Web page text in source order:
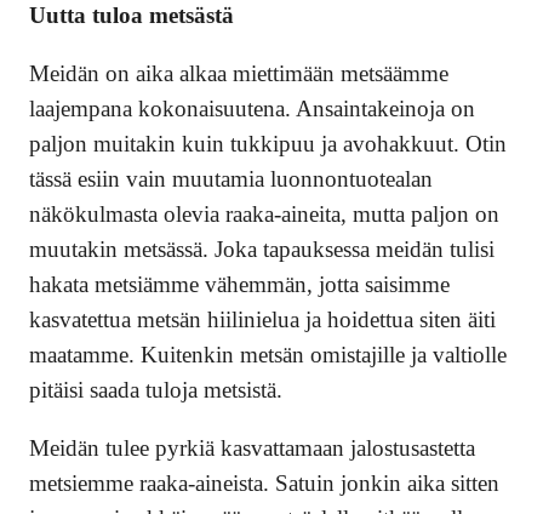
Uutta tuloa metsästä
Meidän on aika alkaa miettimään metsäämme
laajempana kokonaisuutena. Ansaintakeinoja on
paljon muitakin kuin tukkipuu ja avohakkuut. Otin
tässä esiin vain muutamia luonnontuotealan
näkökulmasta olevia raaka-aineita, mutta paljon on
muutakin metsässä. Joka tapauksessa meidän tulisi
hakata metsiämme vähemmän, jotta saisimme
kasvatettua metsän hiilinielua ja hoidettua siten äiti
maatamme. Kuitenkin metsän omistajille ja valtiolle
pitäisi saada tuloja metsistä.
Meidän tulee pyrkiä kasvattamaan jalostusastetta
metsiemme raaka-aineista. Satuin jonkin aika sitten